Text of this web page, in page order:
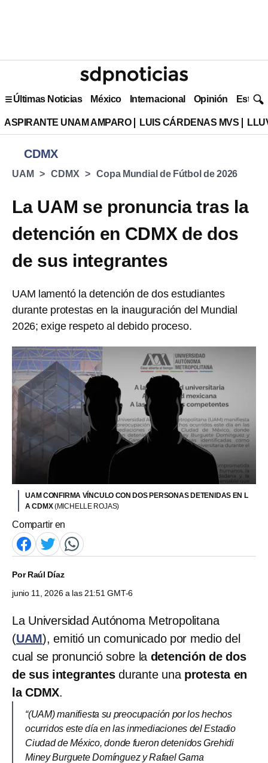
Últimas Noticias México Internacional Opinión Estilo
ASPIRANTE UNAM AMPARO LUIS CÁRDENAS MVS
CDMX
UAM CDMX Copa Mundial de Fútbol de 2026
La UAM se pronuncia tras la
detención en CDMX de dos
de sus integrantes
UAM lamentó la detención de dos estudiantes
durante protestas en la inauguración del Mundial
2026; exige respeto al debido proceso.
UAM CONFIRMA VÍNCULO CON DOS PERSONAS DETENIDAS EN L
A CDMX(MICHELLE ROJAS)
Compartir en
PorRaúl Díaz
junio 11, 2026 a las 21:51 GMT-6
La Universidad Autónoma Metropolitana
(UAM), emitió un comunicado por medio del
cual se pronunció sobre la detención de dos
de sus integrantesdurante una protesta en
la CDMX.
“(UAM) manifiesta su preocupación por los hechos
ocurridos este día en las inmediaciones del Estadio
Ciudad de México, donde fueron detenidos Grehidi
Miney Burguete Domínguez y Rafael Gama